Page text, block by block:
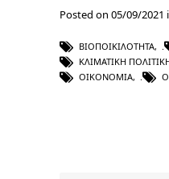
Posted on 05/09/2021
ΒΙΟΠΟΙΚΙΛΌΤΗΤΑ,
ΚΛΙΜΑΤΙΚΉ
ΟΙΚΟΝΟΜΊΑ,